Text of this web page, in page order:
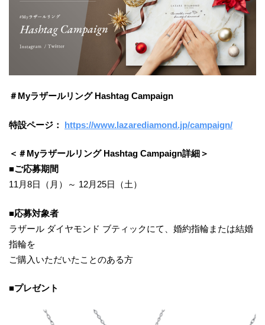
＃Myラザールリング Hashtag Campaign
特設ページ： https://www.lazarediamond.jp/campaign/
＜＃Myラザールリング Hashtag Campaign詳細＞
■ご応募期間
11月8日（月）～ 12月25日（土）
■応募対象者
ラザール ダイヤモンド ブティックにて、婚約指輪または結婚
指輪を
ご購入いただいたことのある方
■プレゼント